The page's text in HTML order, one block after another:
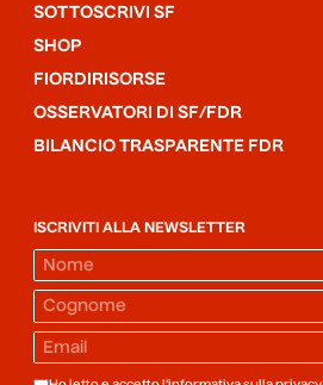
SOTTOSCRIVI SF
SHOP
FIORDIRISORSE
OSSERVATORI DI SF/FDR
BILANCIO TRASPARENTE FDR
ISCRIVITI ALLA NEWSLETTER